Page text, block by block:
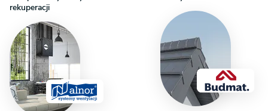
zaplanowano gabinet, a łazienka z kotłem gazowym znalazła się
bliżej wejścia, ustępując miejsce pod odwróconymi schodami
na schowek. Identyczna szerokość traktu i nowoczesna
pudełkowa stylistyka pozwalają łączyć segmenty obu rozwiązań.
rekuperacji